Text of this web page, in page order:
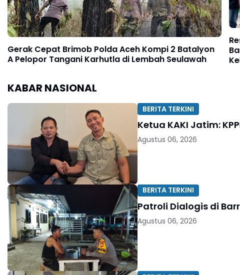
Gerak Cepat Brimob Polda Aceh Kompi 2 Batalyon
A Pelopor Tangani Karhutla di Lembah Seulawah
KABAR NASIONAL
BERITA TERKINI
Ketua KAKI Jatim:
Agustus 06, 2026
BERITA TERKINI
Patroli Dialogis di
Agustus 06, 2026